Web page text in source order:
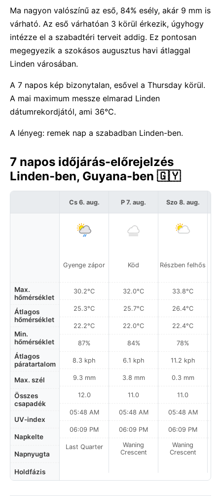
Ma nagyon valószínű az eső, 84% esély, akár 9 mm is
várható. Az eső várhatóan 3 körül érkezik, úgyhogy
intézze el a szabadtéri terveit addig. Ez pontosan
megegyezik a szokásos augusztus havi átlaggal
Linden városában.
A 7 napos kép bizonytalan, esővel a Thursday körül.
A mai maximum messze elmarad Linden
dátumrekordjától, ami 36°C.
A lényeg: remek nap a szabadban Linden-ben.
7 napos időjárás-előrejelzés
Linden-ben, Guyana-ben 🇬🇾
Max.
hőmérséklet
Átlagos
hőmérséklet
Min.
hőmérséklet
Átlagos
páratartalom
Max. szél
Összes
csapadék
UV-index
Napkelte
Napnyugta
Holdfázis
Cs 6. aug.
Gyenge zápor
30.2°C
25.3°C
22.2°C
87%
8.3 kph
9.3 mm
12.0
05:48 AM
06:09 PM
Last Quarter
P 7. aug.
Köd
32.0°C
25.7°C
22.0°C
84%
6.1 kph
3.8 mm
11.0
05:48 AM
06:09 PM
Waning
Crescent
Szo 8. aug.
Részben felhős
33.8°C
26.4°C
22.4°C
78%
11.2 kph
0.3 mm
11.0
05:48 AM
06:09 PM
Waning
Crescent